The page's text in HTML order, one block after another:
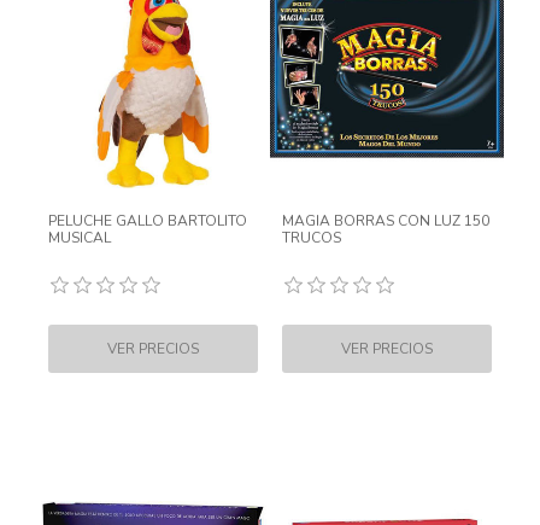
PELUCHE GALLO BARTOLITO
MUSICAL
MAGIA BORRAS CON LUZ 150
TRUCOS